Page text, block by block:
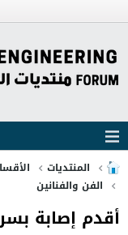
المنتديات
الفن والفنانين